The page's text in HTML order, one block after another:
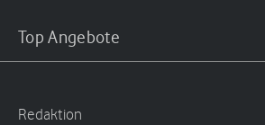
Top Angebote
Redaktion